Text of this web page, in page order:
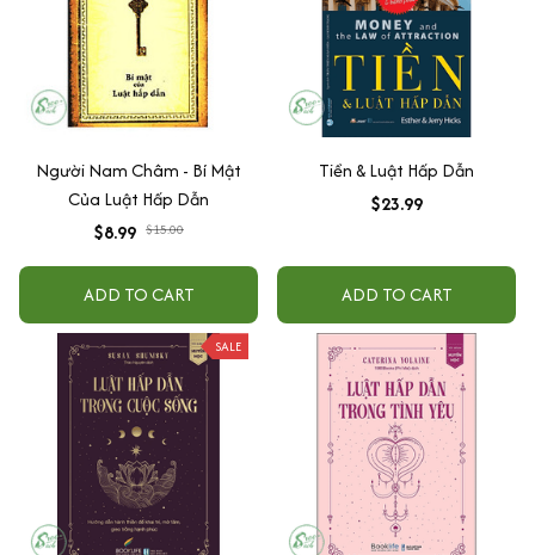
Người Nam Châm - Bí Mật
Của Luật Hấp Dẫn
$8.99 $15.00
ADD TO CART
Tiền & Luật Hấp Dẫn
$23.99
ADD TO CART
SALE